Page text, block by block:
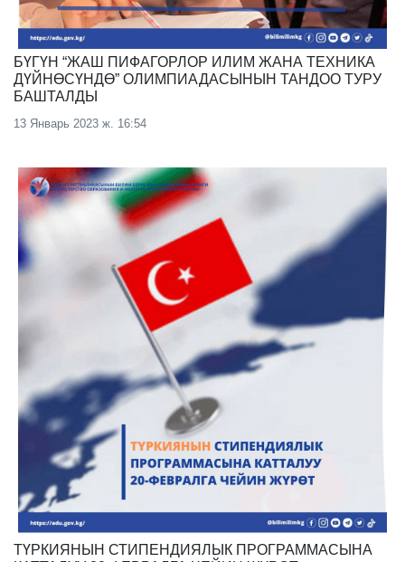
БҮГҮН “ЖАШ ПИФАГОРЛОР ИЛИМ ЖАНА ТЕХНИКА
ДҮЙНӨСҮНДӨ” ОЛИМПИАДАСЫНЫН ТАНДОО ТУРУ
БАШТАЛДЫ
13 Январь 2023 ж. 16:54
ТҮРКИЯНЫН СТИПЕНДИЯЛЫК ПРОГРАММАСЫНА